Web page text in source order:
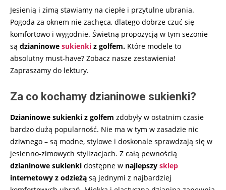
Jesienią i zimą stawiamy na ciepłe i przytulne ubrania.
Pogoda za oknem nie zachęca, dlatego dobrze czuć się
komfortowo i wygodnie. Świetną propozycją w tym sezonie
są dzianinowe sukienki z golfem. Które modele to
absolutny must-have? Zobacz nasze zestawienia!
Zapraszamy do lektury.
Za co kochamy dzianinowe sukienki?
Dzianinowe sukienki z golfem zdobyły w ostatnim czasie
bardzo dużą popularność. Nie ma w tym w zasadzie nic
dziwnego – są modne, stylowe i doskonale sprawdzają się w
jesienno-zimowych stylizacjach. Z całą pewnością
dzianinowe sukienki dostępne w najlepszy sklep
internetowy z odzieżą są jednymi z najbardziej